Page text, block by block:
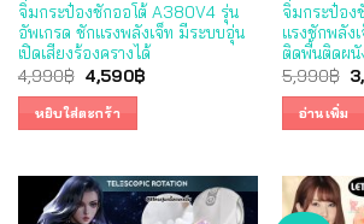
จิ๋มกระป๋องชักออโต้ A380V4 รุ่น
อัพเกรด ชักแรงพลังเจ็ท มีระบบอุ่น
เปิดเสียงร้องครางได้
4,990฿ Original
price
was:
4,990฿.
4,590฿Current
หยิบใส่ตะกร้า
จิ๋มกระป๋อง
แรงชักพลัง
ติดพื้นติดผนั
5,990฿
อ่านเพิ่ม